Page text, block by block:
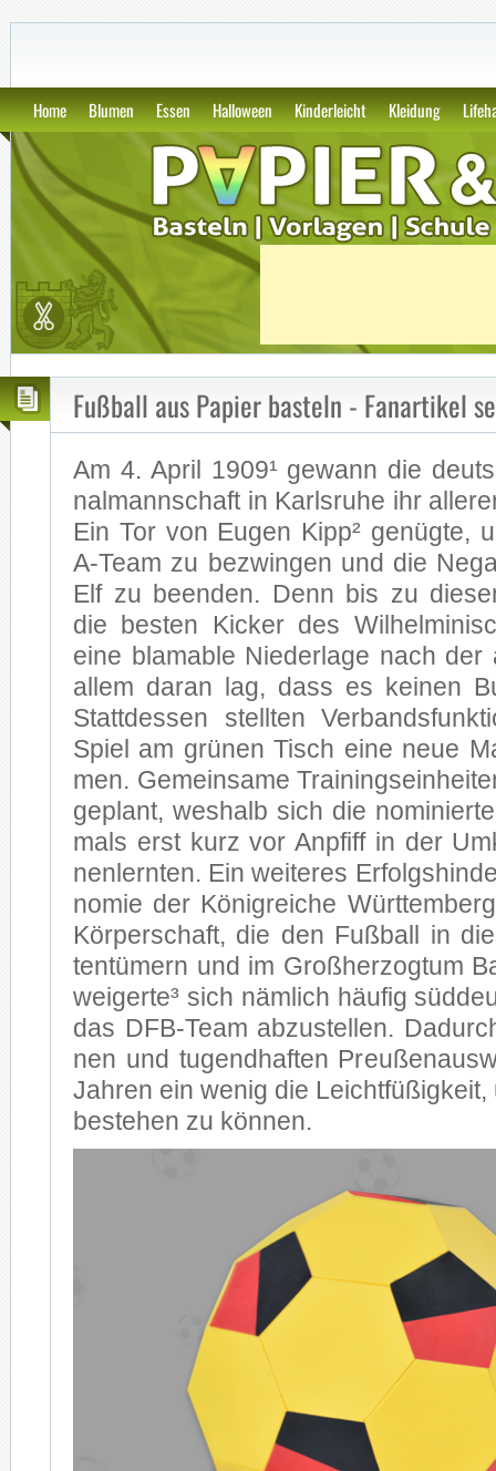
Home Blumen Essen Halloween Kinderleicht Kleidung
Fußball aus Papier basteln - Fanartikel
Am 4. April 1909¹ ge­wann die
nal­mann­schaft in Karls­ru­he ihr
Ein Tor von Eu­gen Kip­p² ge­nüg­te,
A-Team zu be­zwin­gen und die
Elf zu be­en­den. Denn bis zu
die bes­ten Ki­cker des
eine bla­ma­ble Nie­der­la­ge nach der
al­lem dar­an lag, dass es kei­nen
Statt­des­sen stell­ten
Spiel am grü­nen Tisch eine neue
men. Ge­mein­sa­me
ge­plant, wes­halb sich die
mals erst kurz vor An­pfiff in der
nen­lern­ten. Ein wei­te­res
no­mie der Kö­nig­rei­che
Kör­per­schaft, die den Fuß­ball in
ten­tü­mern und im Groß­her­zog­tum
wei­ger­te³ sich näm­lich häu­fig
das DFB-Team ab­zu­stel­len.
nen und tu­gend­haf­ten
Jah­ren ein we­nig die Leicht­fü­ßig­keit,
be­stehen zu kön­nen.